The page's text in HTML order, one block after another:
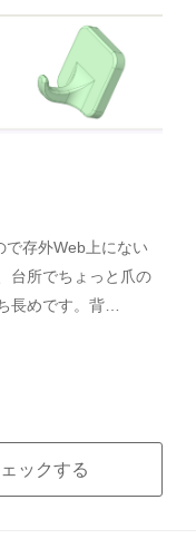
で存外Web上にない
台所でちょっと爪の
長めです。背…
ックする